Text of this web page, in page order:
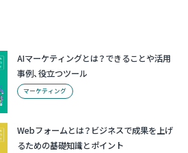
AIマーケティングとは？できることや活用
事例、役立つツール
マーケティング
Webフォームとは？ビジネスで成果を上げ
るための基礎知識とポイント